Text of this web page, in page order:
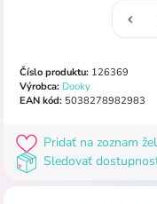
Číslo produktu:126369
Výrobca: Dooky
EAN kód:5038278982983
Pridať na zoznam
Sledovať